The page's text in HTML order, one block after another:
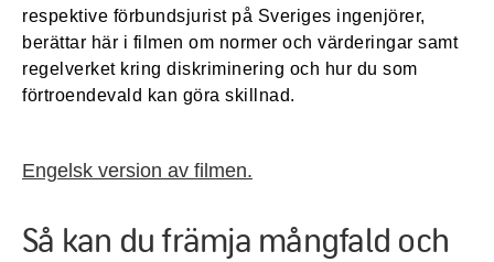
respektive förbundsjurist på Sveriges ingenjörer,
berättar här i filmen om normer och värderingar samt
regelverket kring diskriminering och hur du som
förtroendevald kan göra skillnad.
Engelsk version av filmen.
Så kan du främja mångfald och